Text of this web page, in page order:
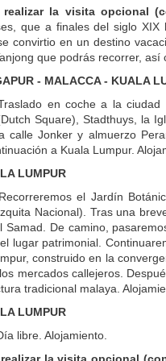
realizar la visita opcional
que a finales del siglo
convirtio en un destino
que podrás recorrer,
- MALACCA - KUALA
en coche a la
Square), Stadthuys, la
calle Jonker y almuerzo
a Kuala Lumpur.
LUMPUR
el Jardín
Nacional). Tras una
Samad. De camino,
lugar patrimonial.
construido en la
mercados callejeros.
tradicional malaya.
LUMPUR
libre. Alojamiento.